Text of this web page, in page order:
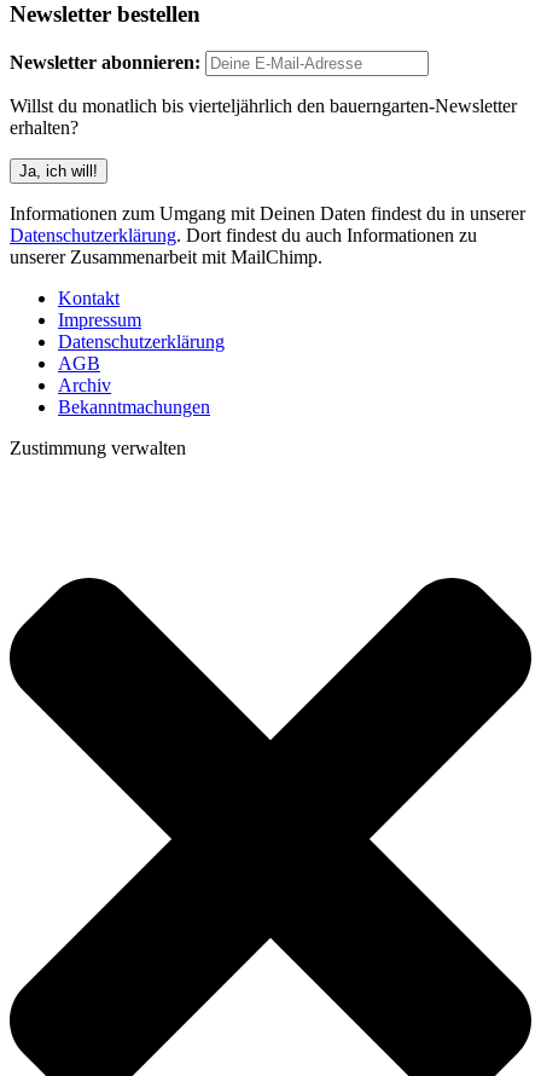
Newsletter bestellen
Newsletter abonnieren:
Willst du monatlich bis vierteljährlich den bauerngarten-Newsletter
erhalten?
Informationen zum Umgang mit Deinen Daten findest du in unserer
Datenschutzerklärung. Dort findest du auch Informationen zu
unserer Zusammenarbeit mit MailChimp.
Kontakt
Impressum
Datenschutzerklärung
AGB
Archiv
Bekanntmachungen
Zustimmung verwalten